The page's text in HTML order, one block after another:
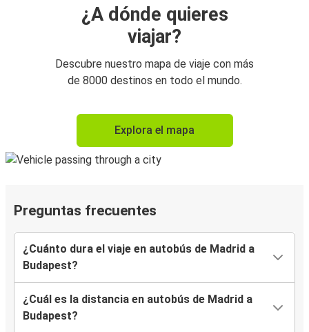
¿A dónde quieres
viajar?
Descubre nuestro mapa de viaje con más
de 8000 destinos en todo el mundo.
Explora el mapa
Preguntas frecuentes
¿Cuánto dura el viaje en autobús de Madrid a
Budapest?
¿Cuál es la distancia en autobús de Madrid a
Budapest?